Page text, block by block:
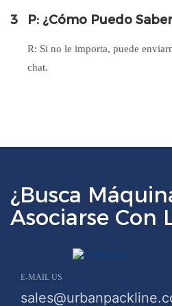
3 P: ¿Cómo Puedo
R: Si no le importa, puede
chat.
¿Busca
Asociarse Con
E-MAIL US